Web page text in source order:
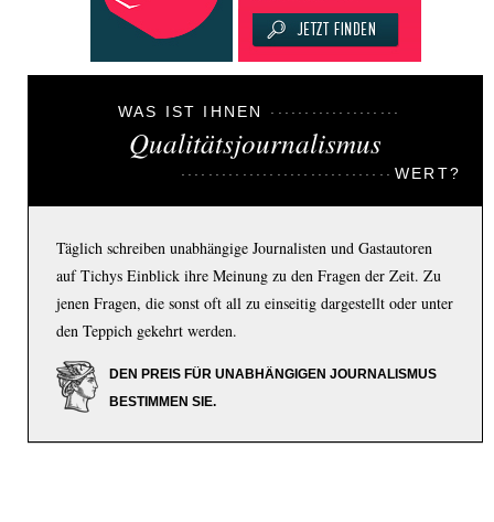
WAS IST IHNEN
Qualitätsjournalismus
WERT?
Täglich schreiben unabhängige Journalisten und Gastautoren
auf Tichys Einblick ihre Meinung zu den Fragen der Zeit. Zu
jenen Fragen, die sonst oft all zu einseitig dargestellt oder unter
den Teppich gekehrt werden.
DEN PREIS FÜR UNABHÄNGIGEN JOURNALISMUS
BESTIMMEN SIE.